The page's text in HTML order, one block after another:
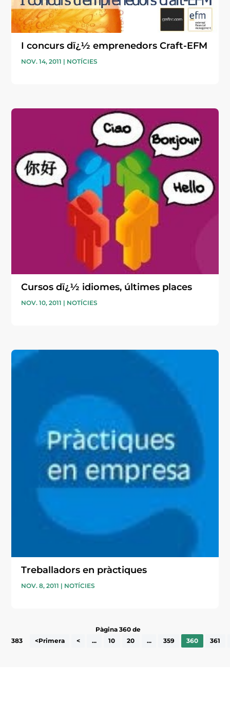
I concurs dï¿½ emprenedors Craft-EFM
NOV. 14, 2011 | NOTÍCIES
Cursos dï¿½ idiomes, últimes places
NOV. 10, 2011 | NOTÍCIES
Treballadors en pràctiques
NOV. 8, 2011 | NOTÍCIES
Pàgina 360 de
383
<Primera < ... 10 20 ... 359 360 361